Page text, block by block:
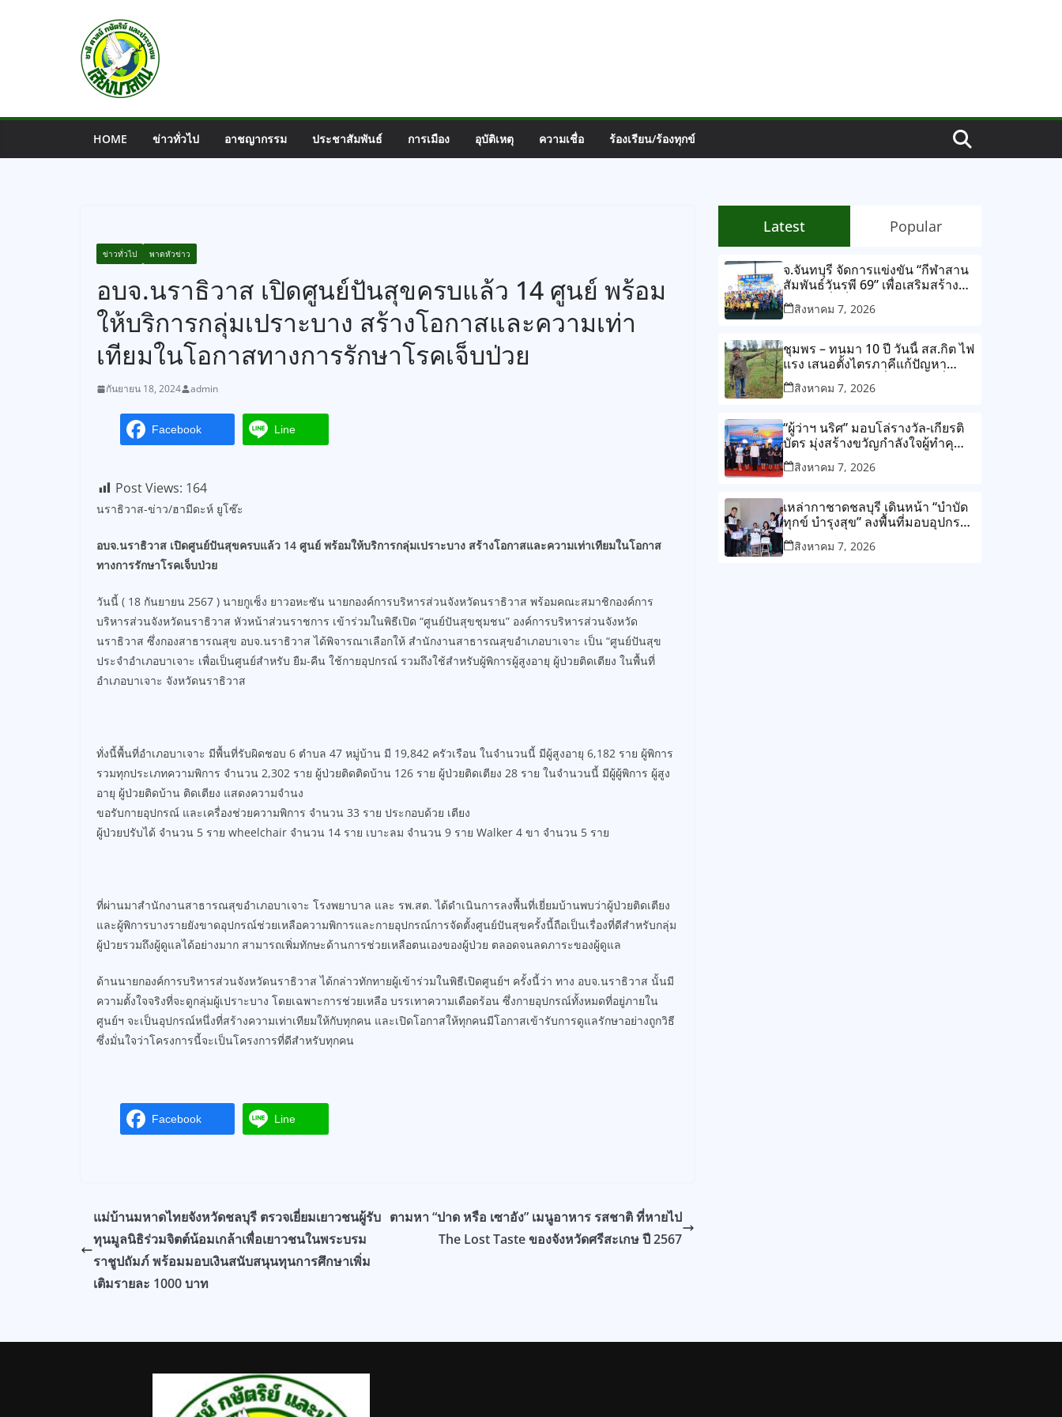
HOME ข่าวทั่วไป อาชญากรรม ประชาสัมพันธ์ การเมือง อุบัติเหตุ ความเชื่อ ร้องเรียน/ร้องทุกข์
ข่าวทั่วไป พาดหัวข่าว
อบจ.นราธิวาส เปิดศูนย์ปันสุขครบแล้ว 14 ศูนย์ พร้อม
ให้บริการกลุ่มเปราะบาง สร้างโอกาสและความเท่า
เทียมในโอกาสทางการรักษาโรคเจ็บป่วย
กันยายน 18, 2024 admin
Facebook Line
Post Views: 164
นราธิวาส-ข่าว/ฮามีดะห์ ยูโซ๊ะ
อบจ.นราธิวาส เปิดศูนย์ปันสุขครบแล้ว 14 ศูนย์ พร้อมให้บริการกลุ่มเปราะบาง สร้างโอกาสและความเท่าเทียมในโอกาส
ทางการรักษาโรคเจ็บป่วย
วันนี้ ( 18 กันยายน 2567 ) นายกูเซ็ง ยาวอหะซัน นายกองค์การบริหารส่วนจังหวัดนราธิวาส พร้อมคณะสมาชิกองค์การ
บริหารส่วนจังหวัดนราธิวาส หัวหน้าส่วนราชการ เข้าร่วมในพิธีเปิด “ศูนย์ปันสุขชุมชน” องค์การบริหารส่วนจังหวัด
นราธิวาส ซึ่งกองสาธารณสุข อบจ.นราธิวาส ได้พิจารณาเลือกให้ สำนักงานสาธารณสุขอำเภอบาเจาะ เป็น “ศูนย์ปันสุข
ประจำอำเภอบาเจาะ เพื่อเป็นศูนย์สำหรับ ยืม-คืน ใช้กายอุปกรณ์ รวมถึงใช้สำหรับผู้พิการผู้สูงอายุ ผู้ป่วยติดเตียง ในพื้นที่
อำเภอบาเจาะ จังหวัดนราธิวาส
ทั่งนี้พื้นที่อำเภอบาเจาะ มีพื้นที่รับผิดชอบ 6 ตำบล 47 หมู่บ้าน มี 19,842 ครัวเรือน ในจำนวนนี้ มีผู้สูงอายุ 6,182 ราย ผู้พิการ
รวมทุกประเภทความพิการ จำนวน 2,302 ราย ผู้ป่วยติดติดบ้าน 126 ราย ผู้ป่วยติดเตียง 28 ราย ในจำนวนนี้ มีผู้ผู้พิการ ผู้สูง
อายุ ผู้ป่วยติดบ้าน ติดเตียง แสดงความจำนง
ขอรับกายอุปกรณ์ และเครื่องช่วยความพิการ จำนวน 33 ราย ประกอบด้วย เตียง
ผู้ป่วยปรับได้ จำนวน 5 ราย wheelchair จำนวน 14 ราย เบาะลม จำนวน 9 ราย Walker 4 ขา จำนวน 5 ราย
ที่ผ่านมาสำนักงานสาธารณสุขอำเภอบาเจาะ โรงพยาบาล และ รพ.สต. ได้ดำเนินการลงพื้นที่เยี่ยมบ้านพบว่าผู้ป่วยติดเตียง
และผู้พิการบางรายยังขาดอุปกรณ์ช่วยเหลือความพิการและกายอุปกรณ์การจัดตั้งศูนย์ปันสุขครั้งนี้ถือเป็นเรื่องที่ดีสำหรับกลุ่ม
ผู้ป่วยรวมถึงผู้ดูแลได้อย่างมาก สามารถเพิ่มทักษะด้านการช่วยเหลือตนเองของผู้ป่วย ตลอดจนลดภาระของผู้ดูแล
ด้านนายกองค์การบริหารส่วนจังหวัดนราธิวาส ได้กล่าวทักทายผู้เข้าร่วมในพิธีเปิดศูนย์ฯ ครั้งนี้ว่า ทาง อบจ.นราธิวาส นั้นมี
ความตั้งใจจริงที่จะดูกลุ่มผู้เปราะบาง โดยเฉพาะการช่วยเหลือ บรรเทาความเดือดร้อน ซึ่งกายอุปกรณ์ทั้งหมดที่อยู่ภายใน
ศูนย์ฯ จะเป็นอุปกรณ์หนึ่งที่สร้างความเท่าเทียมให้กับทุกคน และเปิดโอกาสให้ทุกคนมีโอกาสเข้ารับการดูแลรักษาอย่างถูกวิธี
ซึ่งมั่นใจว่าโครงการนี้จะเป็นโครงการที่ดีสำหรับทุกคน
Facebook Line
แม่บ้านมหาดไทยจังหวัดชลบุรี ตรวจเยี่ยมเยาวชนผู้รับ
ทุนมูลนิธิร่วมจิตต์น้อมเกล้าเพื่อเยาวชนในพระบรม
ราชูปถัมภ์ พร้อมมอบเงินสนับสนุนทุนการศึกษาเพิ่ม
เติมรายละ 1000 บาท
ตามหา “ปาด หรือ เซาอัง” เมนูอาหาร รสชาติ ที่หายไป
The Lost Taste ของจังหวัดศรีสะเกษ ปี 2567
Latest Popular
จ.จันทบุรี จัดการแข่งขัน “กีฬาสาน
สัมพันธ์วันรพี 69” เพื่อเสริมสร้าง
สุขภาพที่แข็งแรง และความ
สามัคคีร่วมกัน ผ่านการแข่งขัน
สิงหาคม 7, 2026
ชุมพร – ทนมา 10 ปี วันนี้ สส.กิต ไฟ
แรง เสนอตั้งไตรภาคีแก้ปัญหา
โรงงานกับชุมชน ลั่น ต้องแก้ที่ต้น
เหตุไม่ใช่แก้ปลายเหตุไม่รู้จบ
สิงหาคม 7, 2026
“ผู้ว่าฯ นริศ” มอบโล่รางวัล-เกียรติ
บัตร มุ่งสร้างขวัญกำลังใจผู้ทำคุณ
ประโยชน์แก่สังคม
สิงหาคม 7, 2026
เหล่ากาชาดชลบุรี เดินหน้า “บำบัด
ทุกข์ บำรุงสุข” ลงพื้นที่มอบอุปกรณ์
ช่วยเหลือและถุงยังชีพแก่ผู้ยากไร้
สิงหาคม 7, 2026